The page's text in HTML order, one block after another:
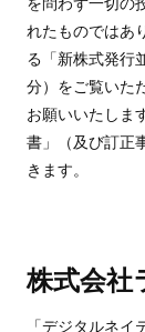
れたものではあ
る「新株式発行
分）をご覧いた
お願いいたしま
書」（及び訂正
きます。
株式会社
「デジタルネ